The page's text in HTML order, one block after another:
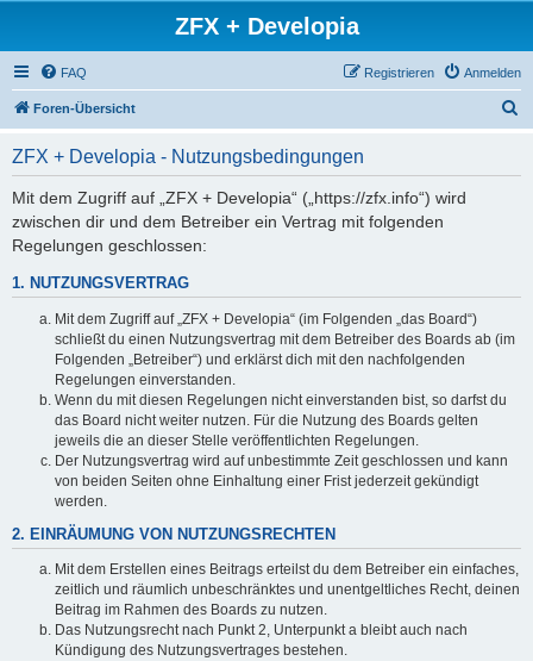
ZFX + Developia
FAQ Anmelden
Registrieren
Foren-Übersicht
ZFX + Developia - Nutzungsbedingungen
Mit dem Zugriff auf „ZFX + Developia“ („https://zfx.info“) wird
zwischen dir und dem Betreiber ein Vertrag mit folgenden
Regelungen geschlossen:
1. NUTZUNGSVERTRAG
Mit dem Zugriff auf „ZFX + Developia“ (im Folgenden „das Board“)
schließt du einen Nutzungsvertrag mit dem Betreiber des Boards ab (im
Folgenden „Betreiber“) und erklärst dich mit den nachfolgenden
Regelungen einverstanden.
Wenn du mit diesen Regelungen nicht einverstanden bist, so darfst du
das Board nicht weiter nutzen. Für die Nutzung des Boards gelten
jeweils die an dieser Stelle veröffentlichten Regelungen.
Der Nutzungsvertrag wird auf unbestimmte Zeit geschlossen und kann
von beiden Seiten ohne Einhaltung einer Frist jederzeit gekündigt
werden.
2. EINRÄUMUNG VON NUTZUNGSRECHTEN
Mit dem Erstellen eines Beitrags erteilst du dem Betreiber ein einfaches,
zeitlich und räumlich unbeschränktes und unentgeltliches Recht, deinen
Beitrag im Rahmen des Boards zu nutzen.
Das Nutzungsrecht nach Punkt 2, Unterpunkt a bleibt auch nach
Kündigung des Nutzungsvertrages bestehen.